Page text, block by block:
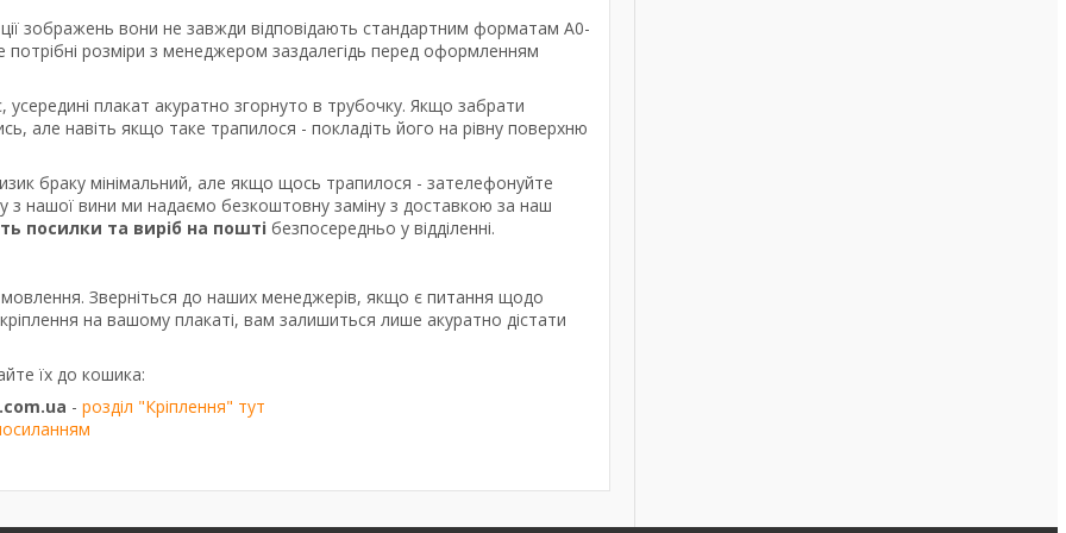
зображень вони не завжди відповідають стандартним форматам А0-
розміри з менеджером заздалегідь перед оформленням
плакат акуратно згорнуто в трубочку. Якщо забрати
але навіть якщо таке трапилося - покладіть його на рівну поверхню
браку мінімальний, але якщо щось трапилося - зателефонуйте
нашої вини ми надаємо безкоштовну заміну з доставкою за наш
посилки та виріб на пошті безпосередньо у відділенні.
Зверніться до наших менеджерів, якщо є питання щодо
на вашому плакаті, вам залишиться лише акуратно дістати
їх до кошика:
- розділ "Кріплення" тут